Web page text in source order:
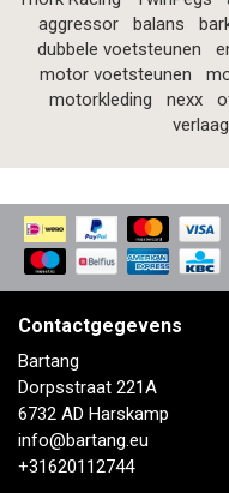
aggressor
balans
dubbele voetsteunen
motor voetsteunen
motorkleding
nexx
Contactgegevens
Bartang
Dorpsstraat 221A
6732 AD Harskamp
info@bartang.eu
+31620112744